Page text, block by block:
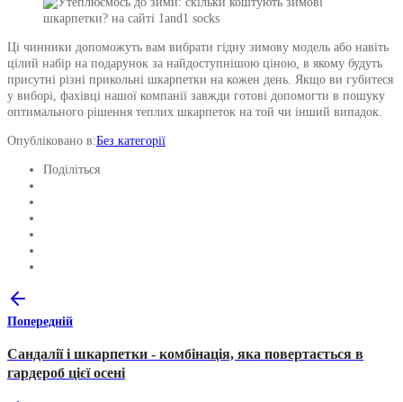
Ці чинники допоможуть вам вибрати гідну зимову модель або навіть
цілий набір на подарунок за найдоступнішою ціною, в якому будуть
присутні різні прикольні шкарпетки на кожен день. Якщо ви губитеся
у виборі, фахівці нашої компанії завжди готові допомогти в пошуку
оптимального рішення теплих шкарпеток на той чи інший випадок.
Опубліковано в:Без категорії
Поділіться
Попередній
Сандалії і шкарпетки - комбінація, яка повертається в
гардероб цієї осені